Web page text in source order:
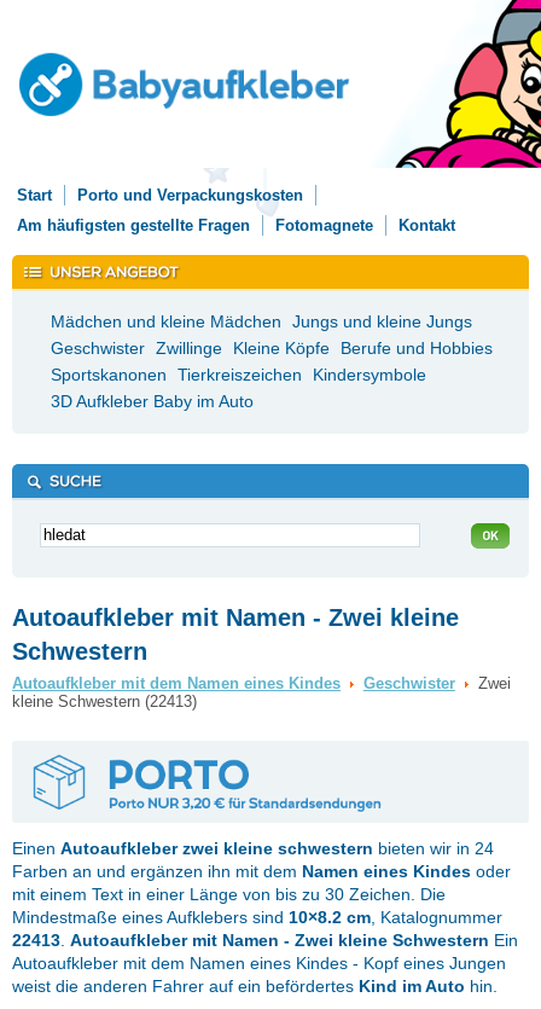
Start
Porto und Verpackungskosten
Am häufigsten gestellte Fragen
Fotomagnete Kontakt
Mädchen und kleine Mädchen
Jungs und kleine Jungs
Geschwister Zwillinge Kleine Köpfe
Berufe und Hobbies
Sportskanonen
Tierkreiszeichen
Kindersymbole
3D Aufkleber Baby im Auto
Autoaufkleber mit Namen - Zwei kleine
Schwestern
Autoaufkleber mit dem Namen eines Kindes Geschwister
Zwei
kleine Schwestern (22413)
Einen Autoaufkleberzwei kleine schwestern bieten wir in 24
Farben an und ergänzen ihn mit dem Namen eines Kindes oder
mit einem Text in einer Länge von bis zu 30 Zeichen. Die
Mindestmaße eines Aufklebers sind 10×8.2 cm , Katalognummer
22413 Autoaufkleber mit Namen - Zwei kleine Schwestern Ein
Autoaufkleber mit dem Namen eines Kindes - Kopf eines Jungen
weist die anderen Fahrer auf ein befördertes Kind im Auto hin.